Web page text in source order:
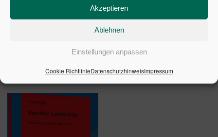
Akzeptieren
Ablehnen
Einstellungen anpassen
Cookie RichtlinieDatenschutzhinweisImpressum
1. Auflage 1986 | Artikelnummer: 20838-0001 | ISBN:
ÄHNLICHE PRODUKTE